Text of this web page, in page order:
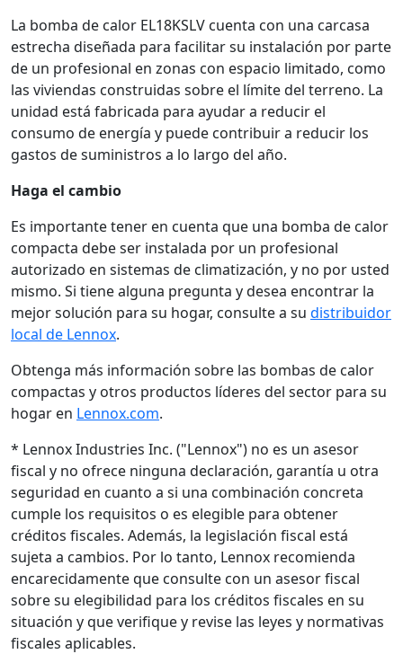
La bomba de calor EL18KSLV cuenta con una carcasa
estrecha diseñada para facilitar su instalación por parte
de un profesional en zonas con espacio limitado, como
las viviendas construidas sobre el límite del terreno. La
unidad está fabricada para ayudar a reducir el
consumo de energía y puede contribuir a reducir los
gastos de suministros a lo largo del año.
Haga el cambio
Es importante tener en cuenta que una bomba de calor
compacta debe ser instalada por un profesional
autorizado en sistemas de climatización, y no por usted
mismo. Si tiene alguna pregunta y desea encontrar la
mejor solución para su hogar, consulte a su distribuidor
local de Lennox.
Obtenga más información sobre las bombas de calor
compactas y otros productos líderes del sector para su
hogar en Lennox.com.
* Lennox Industries Inc. ("Lennox") no es un asesor
fiscal y no ofrece ninguna declaración, garantía u otra
seguridad en cuanto a si una combinación concreta
cumple los requisitos o es elegible para obtener
créditos fiscales. Además, la legislación fiscal está
sujeta a cambios. Por lo tanto, Lennox recomienda
encarecidamente que consulte con un asesor fiscal
sobre su elegibilidad para los créditos fiscales en su
situación y que verifique y revise las leyes y normativas
fiscales aplicables.